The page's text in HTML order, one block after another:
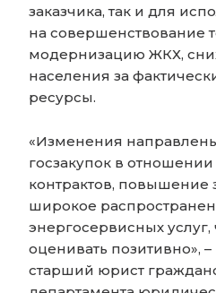
заказчика, так и для
на совершенствование
модернизацию ЖКХ,
населения за
ресурсы.
«Изменения
госзакупок в
контрактов, повышение
широкое
энергосервисных услуг,
оценивать позитивно»,
старший юрист